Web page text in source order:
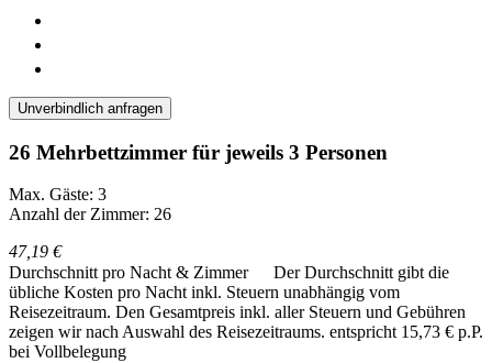
Unverbindlich anfragen
26 Mehrbettzimmer für jeweils 3 Personen
Max. Gäste: 3
Anzahl der Zimmer: 26
47,19 €
Durchschnitt pro Nacht & Zimmer
Der Durchschnitt gibt die
übliche Kosten pro Nacht inkl. Steuern unabhängig vom
Reisezeitraum. Den Gesamtpreis inkl. aller Steuern und Gebühren
zeigen wir nach Auswahl des Reisezeitraums. entspricht 15,73 € p.P.
bei Vollbelegung